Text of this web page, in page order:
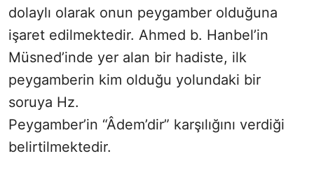
dolaylı olarak onun peygamber olduğuna
işaret edilmektedir. Ahmed b. Hanbel’in
Müsned’inde yer alan bir hadiste, ilk
peygamberin kim olduğu yolundaki bir
soruya Hz.
Peygamber’in “Âdem’dir” karşılığını verdiği
belirtilmektedir.